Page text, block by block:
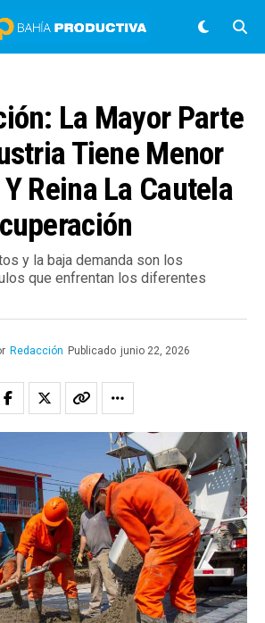
La Mayor Parte
Tiene Menor
Reina La Cautela
y la baja demanda son los
que enfrentan los diferentes
Redacción Publicado junio 22, 2026